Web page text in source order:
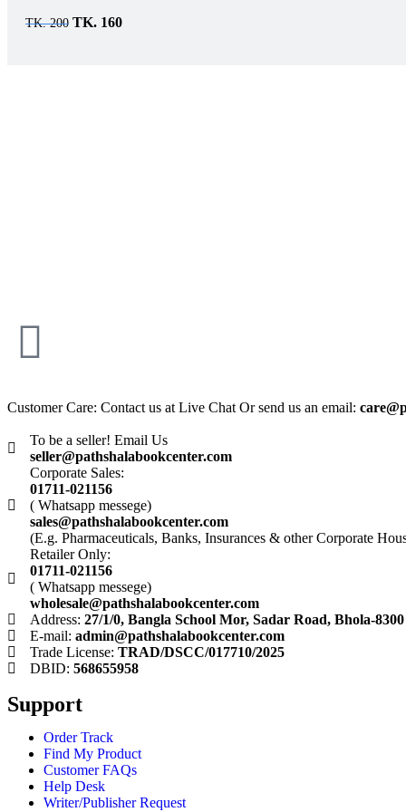
TK.200 TK. 160
Customer Care: Contact us at Live Chat Or send us an email:
To be a seller! Email Us
seller@pathshalabookcenter.com
Corporate Sales:
01711-021156
( Whatsapp messege)
sales@pathshalabookcenter.com
(E.g. Pharmaceuticals, Banks, Insurances & other Corporate
Retailer Only:
01711-021156
( Whatsapp messege)
wholesale@pathshalabookcenter.com
Address: 27/1/0, Bangla School Mor, Sadar Road, Bhola-8300
E-mail: admin@pathshalabookcenter.com
Trade License: TRAD/DSCC/017710/2025
DBID: 568655958
Support
Order Track
Find My Product
Customer FAQs
Help Desk
Writer/Publisher Request